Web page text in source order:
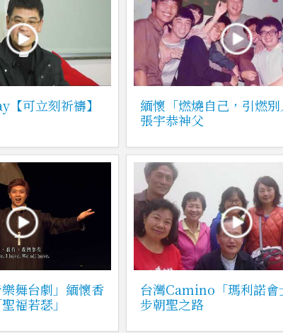
可立刻祈禱】
緬懷「燃燒自己，引燃
張宇恭神父
舞台劇」緬懷香
福若瑟」
台灣Camino「瑪利諾會
步朝聖之路